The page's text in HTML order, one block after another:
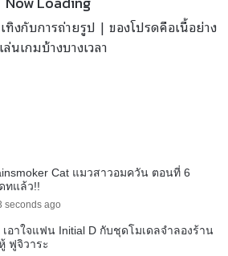
งกับการถ่ายรูป | ของโปรดคือเนื้อย่าง
ล่นเกมบ้างบางเวลา
Cat แมวสาวอมควัน ตอนที่ 6
ทแล้ว!!
seconds ago
เอาใจแฟน Initial D กับชุดโมเดลจำลองร้าน
ฟูจิวาระ